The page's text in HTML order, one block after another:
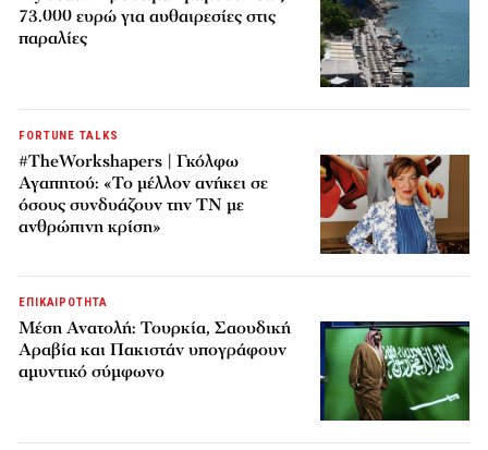
73.000 ευρώ για αυθαιρεσίες στις
παραλίες
FORTUNE TALKS
#TheWorkshapers | Γκόλφω
Αγαπητού: «Το μέλλον ανήκει σε
όσους συνδυάζουν την ΤΝ με
ανθρώπινη κρίση»
ΕΠΙΚΑΙΡΟΤΗΤΑ
Μέση Ανατολή: Τουρκία, Σαουδική
Αραβία και Πακιστάν υπογράφουν
αμυντικό σύμφωνο